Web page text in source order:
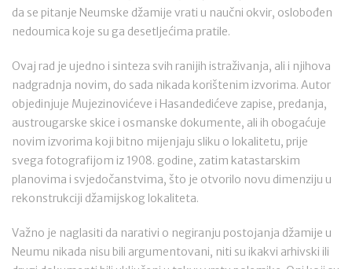
da se pitanje Neumske džamije vrati u naučni okvir, oslobođen
nedoumica koje su ga desetljećima pratile.
Ovaj rad je ujedno i sinteza svih ranijih istraživanja, ali i njihova
nadgradnja novim, do sada nikada korištenim izvorima. Autor
objedinjuje Mujezinovićeve i Hasandedićeve zapise, predanja,
austrougarske skice i osmanske dokumente, ali ih obogaćuje
novim izvorima koji bitno mijenjaju sliku o lokalitetu, prije
svega fotografijom iz 1908. godine, zatim katastarskim
planovima i svjedočanstvima, što je otvorilo novu dimenziju u
rekonstrukciji džamijskog lokaliteta.
Važno je naglasiti da narativi o negiranju postojanja džamije u
Neumu nikada nisu bili argumentovani, niti su ikakvi arhivski ili